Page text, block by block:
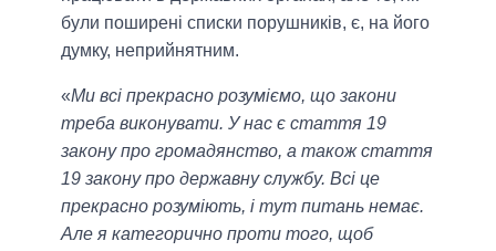
були поширені списки порушників, є, на його
думку, неприйнятним.
«Ми всі прекрасно розуміємо, що закони
треба виконувати. У нас є стаття 19
закону про громадянство, а також стаття
19 закону про державну службу. Всі це
прекрасно розуміють, і тут питань немає.
Але я категорично проти того, щоб